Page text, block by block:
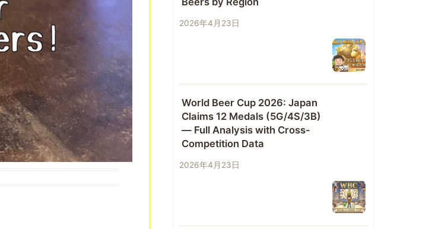
2026年4月23日
World Beer Cup 2026: Japan
Claims 12 Medals (5G/4S/3B)
— Full Analysis with Cross-
Competition Data
2026年4月23日